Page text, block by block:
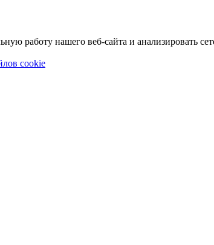
работу нашего веб-сайта и анализировать
cookie